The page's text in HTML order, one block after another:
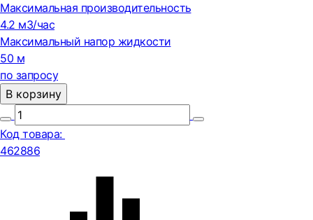
Максимальная производительность
4.2 м3/час
Максимальный напор жидкости
50 м
по запросу
В корзину
Код товара:
462886